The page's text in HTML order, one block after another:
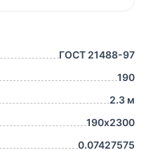
ГОСТ 21488-97
190
2.3 м
190х2300
0.07427575